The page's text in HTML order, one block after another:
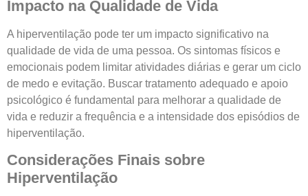
Impacto na Qualidade de Vida
A hiperventilação pode ter um impacto significativo na
qualidade de vida de uma pessoa. Os sintomas físicos e
emocionais podem limitar atividades diárias e gerar um ciclo
de medo e evitação. Buscar tratamento adequado e apoio
psicológico é fundamental para melhorar a qualidade de
vida e reduzir a frequência e a intensidade dos episódios de
hiperventilação.
Considerações Finais sobre
Hiperventilação